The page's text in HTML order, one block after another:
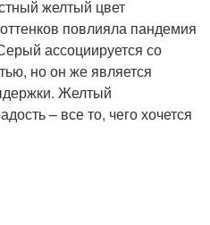
желтый цвет
повлияла пандемия
ассоциируется со
но он же является
Желтый
– все то, чего хочется